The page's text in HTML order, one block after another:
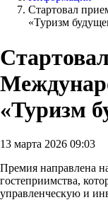
Стартовал
«Туризм
«Туризм
13 марта 2026 09:03
Премия направлена
гостеприимства,
управленческую и